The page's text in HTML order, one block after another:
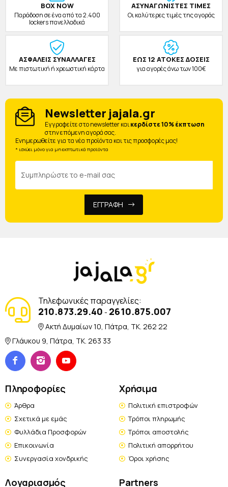
BOX NOW
Παράδοση σε ένα από τα 2.400
lockers πανελλαδικά
ΑΣΥΝΑΓΩΝΙΣΤΕΣ ΤΙΜΕΣ
Οι καλύτερες τιμές της αγοράς
ΑΣΦΑΛΕΙΣ ΣΥΝΑΛΛΑΓΕΣ
Με πιστωτική ή χρεωστική κάρτα
ΕΩΣ 12 ΑΤΟΚΕΣ ΔΟΣΕΙΣ
για αγορές άνω των 100€
Newsletter jajala.gr
Eγγραφείτε στο newsletter καικερδίστε 10% έκπτωση
στην επόμενη αγορά σας.
Ενημερωθείτε για τα νέα προϊόντα και τις προσφορές μας!
* ισχύει μόνο για μη εκπτωτικά προϊόντα
ΕΓΓΡΑΦΗ
Τηλεφωνικές παραγγελίες:
210.873.29.40 - 2610.875.007
Ακτή Δυμαίων 10, Πάτρα, TK. 262 22
Γλάυκου 9, Πάτρα, TK. 263 33
Πληροφορίες
Άρθρα
Σχετικά με εμάς
Φυλλάδια Προσφορών
Επικοινωνία
Συνεργασία χονδρικής
Χρήσιμα
Πολιτική επιστροφών
Τρόποι πληρωμής
Τρόποι αποστολής
Πολιτική απορρήτου
Όροι χρήσης
Λογαριασμός Partners